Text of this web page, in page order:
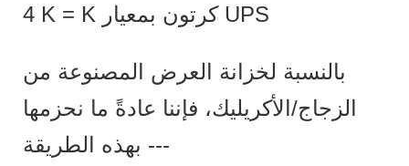
4 K = K كرتون بمعيار UPS
بالنسبة لخزانة العرض المصنوعة من
الزجاج/الأكريليك، فإننا عادةً ما نحزمها
بهذه الطريقة ---